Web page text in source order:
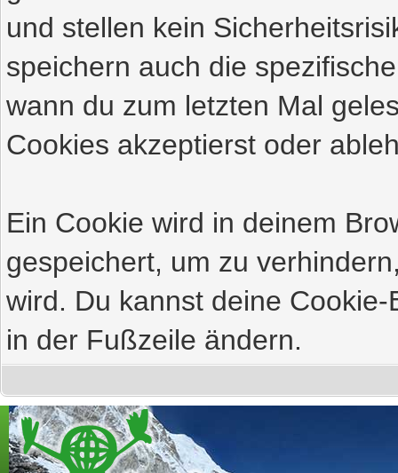
und stellen kein
speichern auch die
wann du zum letzten Mal
Cookies akzeptierst oder
Ein Cookie wird in deinem
gespeichert, um zu
wird. Du kannst deine
in der Fußzeile ändern.